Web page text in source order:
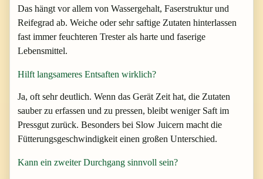
Das hängt vor allem von Wassergehalt, Faserstruktur und
Reifegrad ab. Weiche oder sehr saftige Zutaten hinterlassen
fast immer feuchteren Trester als harte und faserige
Lebensmittel.
Hilft langsameres Entsaften wirklich?
Ja, oft sehr deutlich. Wenn das Gerät Zeit hat, die Zutaten
sauber zu erfassen und zu pressen, bleibt weniger Saft im
Pressgut zurück. Besonders bei Slow Juicern macht die
Fütterungsgeschwindigkeit einen großen Unterschied.
Kann ein zweiter Durchgang sinnvoll sein?